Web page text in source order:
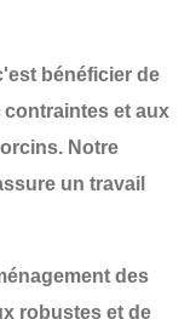
bénéficier de
et aux
. Notre
un travail
des
robustes et de